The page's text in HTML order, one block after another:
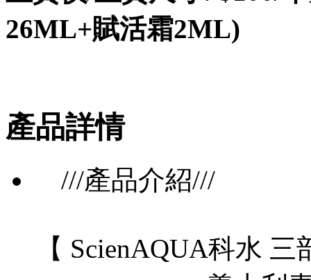
26ML+賦活霜2ML)
產品詳情
///產品介紹///
【 ScienAQUA科水